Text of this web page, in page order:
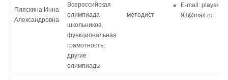
Пляскина Инна
Александровна
Всероссийская
олимпиада
школьников,
функциональная
грамотность,
другие
олимпиады
методист
E-mail:
93@mail.ru